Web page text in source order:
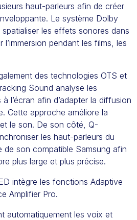
haut-parleurs afin de créer
Le système Dolby
les effets sonores dans
l’immersion pendant les films, les
des technologies OTS et
Sound analyse les
l’écran afin d’adapter la diffusion
Cette approche améliore la
le son. De son côté, Q-
les haut-parleurs du
de son compatible Samsung afin
plus large et plus précise.
intègre les fonctions Adaptive
Amplifier Pro.
automatiquement les voix et